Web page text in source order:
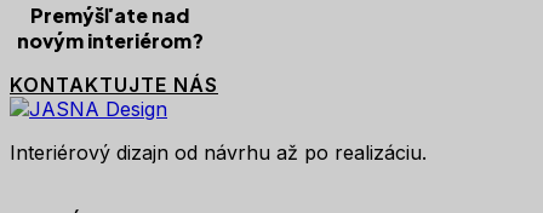
Premýšľate nad
novým interiérom?
KONTAKTUJTE NÁS
Interiérový dizajn od návrhu až po realizáciu.